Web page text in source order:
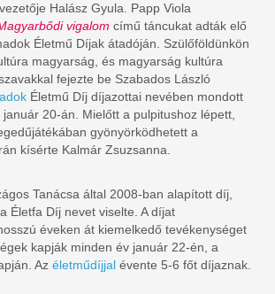
vezetője Halász Gyula. Papp Viola
vigalom című táncukat adták elő
Életmű Díjak átadóján. Szülőföldünkön
magyarság, és magyarság kultúra
fejezte be Szabados László
Életmű Díj díjazottai nevében mondott
20-án. Mielőtt a pulpitushoz lépett,
gyönyörködhetett a
kísérte Kalmár Zsuzsanna.
Tanácsa által 2008-ban alapított díj,
Életfa Díj nevet viselte. A díjat
éveken át kiemelkedő tevékenységet
kapják minden év január 22-én, a
Az életműdíjjal évente 5-6 főt díjaznak.